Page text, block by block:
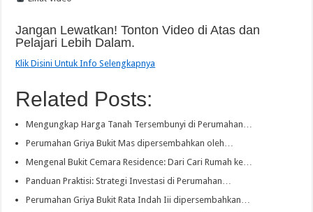
Jangan Lewatkan! Tonton Video di Atas dan
Pelajari Lebih Dalam.
Klik Disini Untuk Info Selengkapnya
Related Posts:
Mengungkap Harga Tanah Tersembunyi di Perumahan…
Perumahan Griya Bukit Mas dipersembahkan oleh…
Mengenal Bukit Cemara Residence: Dari Cari Rumah ke…
Panduan Praktisi: Strategi Investasi di Perumahan…
Perumahan Griya Bukit Rata Indah Iii dipersembahkan…